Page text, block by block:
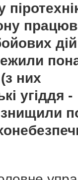
дій
них
угіддя -